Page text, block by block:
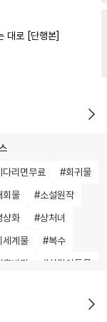
대로 [단행본]
다리면무료 #회귀물
회물 #소설원작
상화 #상처녀
세계물 #복수
혼바뀜 #차원이동물